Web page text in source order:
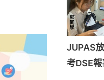
JUPAS
考DSE